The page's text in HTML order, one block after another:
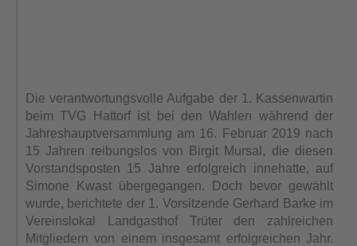
Die verantwortungsvolle Aufgabe der 1. Kassenwartin
beim TVG Hattorf ist bei den Wahlen während der
Jahreshauptversammlung am 16. Februar 2019 nach
15 Jahren reibungslos von Birgit Mursal, die diesen
Vorstandsposten 15 Jahre erfolgreich innehatte, auf
Simone Kwast übergegangen. Doch bevor gewählt
wurde, berichtete der 1. Vorsitzende Gerhard Barke im
Vereinslokal Landgasthof Trüter den zahlreichen
Mitgliedern von einem insgesamt erfolgreichen Jahr.